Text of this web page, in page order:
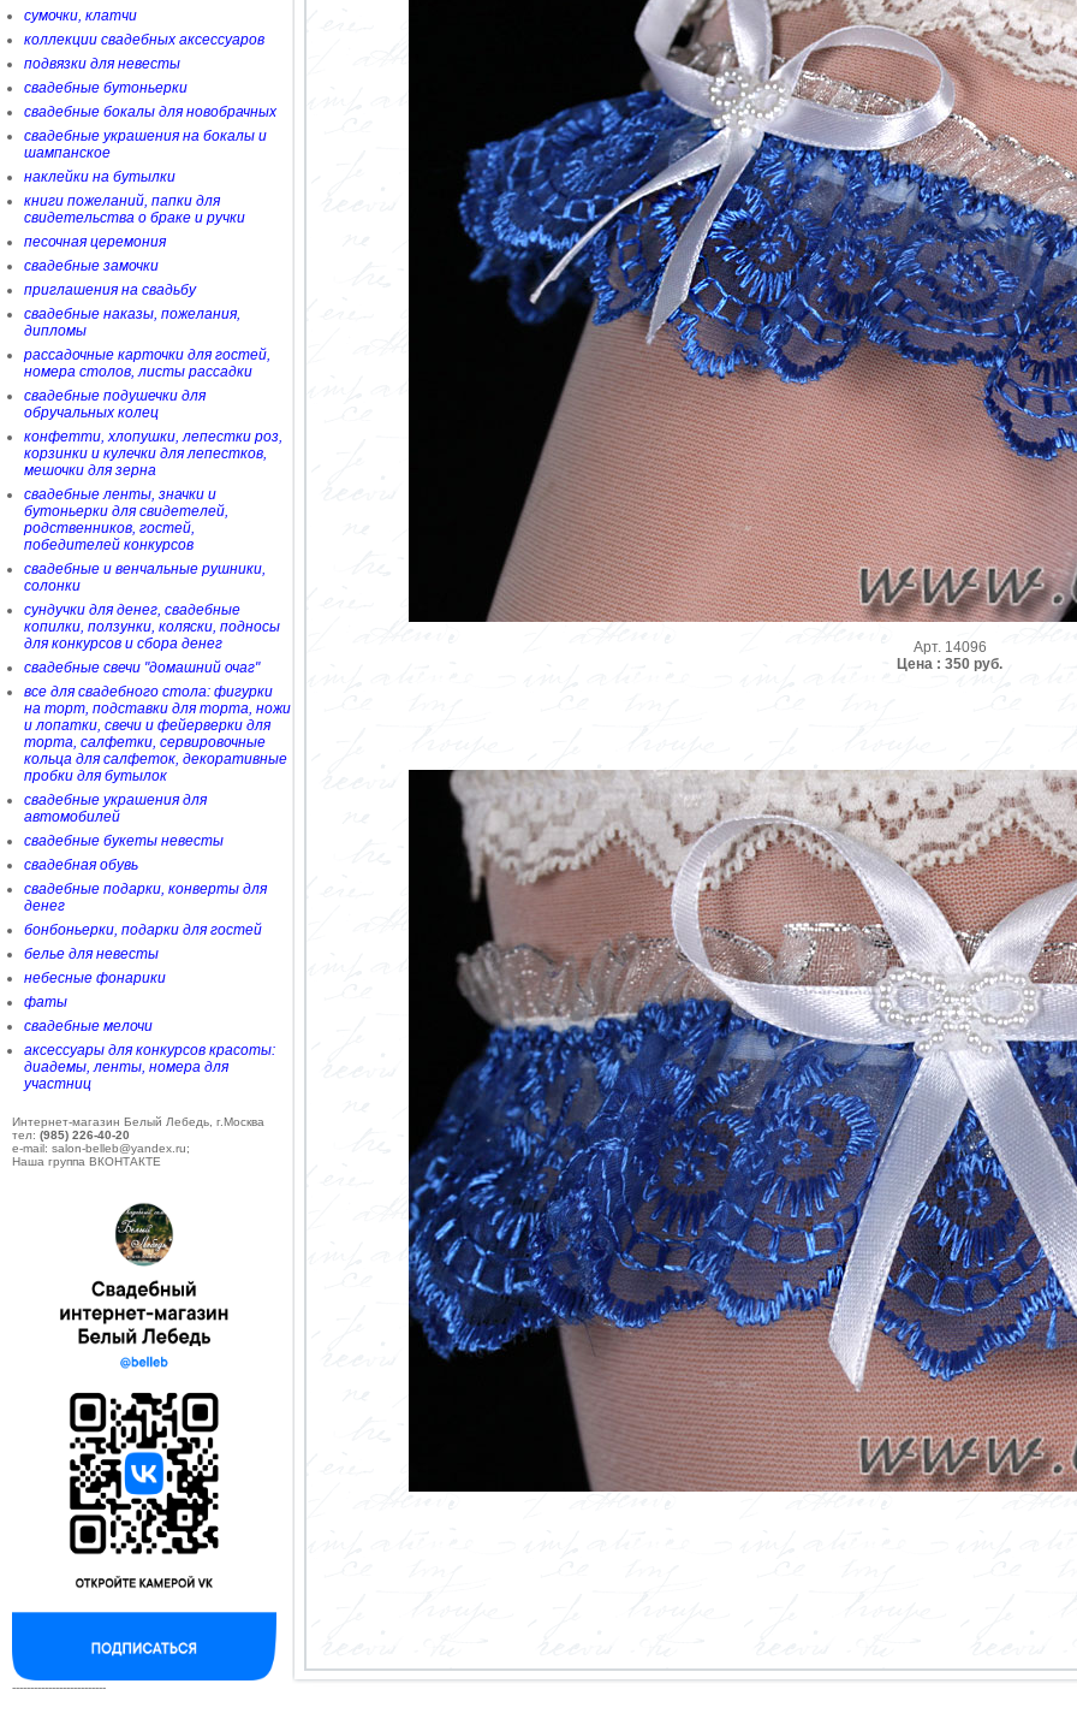
сумочки, клатчи
коллекции свадебных аксессуаров
подвязки для невесты
свадебные бутоньерки
свадебные бокалы для новобрачных
свадебные украшения на бокалы и
шампанское
наклейки на бутылки
книги пожеланий, папки для
свидетельства о браке и ручки
песочная церемония
свадебные замочки
приглашения на свадьбу
свадебные наказы, пожелания,
дипломы
рассадочные карточки для гостей,
номера столов, листы рассадки
свадебные подушечки для
обручальных колец
конфетти, хлопушки, лепестки роз,
корзинки и кулечки для лепестков,
мешочки для зерна
свадебные ленты, значки и
бутоньерки для свидетелей,
родственников, гостей,
победителей конкурсов
свадебные и венчальные рушники,
солонки
сундучки для денег, свадебные
копилки, ползунки, коляски, подносы
для конкурсов и сбора денег
свадебные свечи "домашний очаг"
все для свадебного стола: фигурки
на торт, подставки для торта, ножи
и лопатки, свечи и фейерверки для
торта, салфетки, сервировочные
кольца для салфеток, декоративные
пробки для бутылок
свадебные украшения для
автомобилей
свадебные букеты невесты
свадебная обувь
свадебные подарки, конверты для
денег
бонбоньерки, подарки для гостей
белье для невесты
небесные фонарики
фаты
свадебные мелочи
аксессуары для конкурсов красоты:
диадемы, ленты, номера для
участниц
Интернет-магазин Белый Лебедь, г.Москва
тел: (985) 226-40-20
e-mail: salon-belleb@yandex.ru;
Наша группа ВКОНТАКТЕ
--------------------------
Арт. 14096
Цена : 350 руб.